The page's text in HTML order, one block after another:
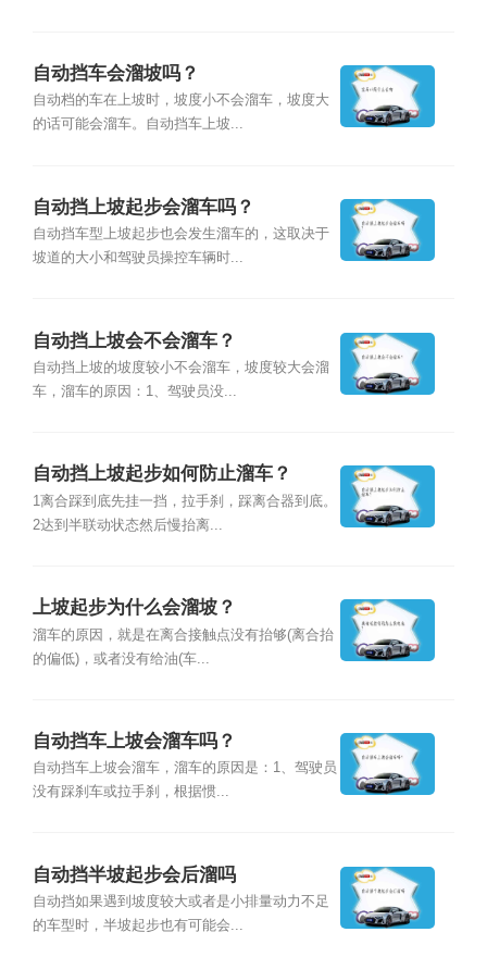
自动挡车会溜坡吗？
自动档的车在上坡时，坡度小不会溜车，坡度大
的话可能会溜车。自动挡车上坡...
自动挡上坡起步会溜车吗？
自动挡车型上坡起步也会发生溜车的，这取决于
坡道的大小和驾驶员操控车辆时...
自动挡上坡会不会溜车？
自动挡上坡的坡度较小不会溜车，坡度较大会溜
车，溜车的原因：1、驾驶员没...
自动挡上坡起步如何防止溜车？
1离合踩到底先挂一挡，拉手刹，踩离合器到底。
2达到半联动状态然后慢抬离...
上坡起步为什么会溜坡？
溜车的原因，就是在离合接触点没有抬够(离合抬
的偏低)，或者没有给油(车...
自动挡车上坡会溜车吗？
自动挡车上坡会溜车，溜车的原因是：1、驾驶员
没有踩刹车或拉手刹，根据惯...
自动挡半坡起步会后溜吗
自动挡如果遇到坡度较大或者是小排量动力不足
的车型时，半坡起步也有可能会...